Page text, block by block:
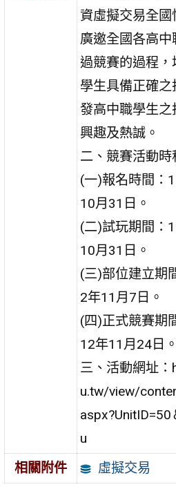
資虛擬交易全國
廣邀全國各高
過競賽的過程，
學生具備正確
發高中職學生之
興趣及熱誠。
二、競賽活動時
(一)報名時間：
10月31日。
(二)試玩期間：
10月31日。
(三)部位建立期
2年11月7日。
(四)正式競賽期
12年11月24日。
三、活動網址
u.tw/view/
u
相關附件
虛擬交易